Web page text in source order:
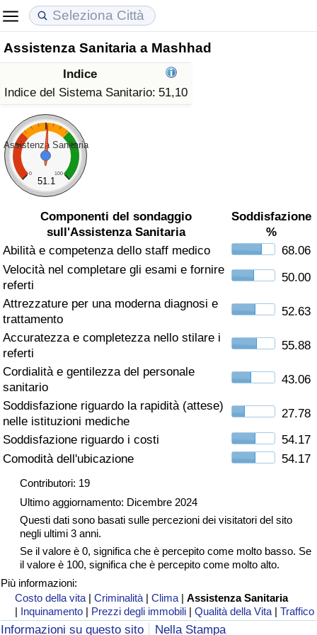
Assistenza Sanitaria a Mashhad
Indice
Indice del Sistema Sanitario: 51,10
Assistenza Sanitaria
0 100
51.1
Componenti del sondaggio
sull'Assistenza Sanitaria
Soddisfazione
%
Abilità e competenza dello staff medico
68.06
Velocità nel completare gli esami e fornire
referti
50.00
Attrezzature per una moderna diagnosi e
trattamento
52.63
Accuratezza e completezza nello stilare i
referti
55.88
Cordialità e gentilezza del personale
sanitario
43.06
Soddisfazione riguardo la rapidità (attese)
nelle istituzioni mediche
27.78
Soddisfazione riguardo i costi
54.17
Comodità dell'ubicazione
54.17
Contributori: 19
Ultimo aggiornamento: Dicembre 2024
Questi dati sono basati sulle percezioni dei visitatori del sito
negli ultimi 3 anni.
Se il valore è 0, significa che è percepito come molto basso. Se
il valore è 100, significa che è percepito come molto alto.
Più informazioni:
Costo della vita |Criminalità |Clima |Assistenza Sanitaria
| Inquinamento | Prezzi degli immobili |Qualità della Vita |Traffico
Informazioni su questo sito Nella Stampa
Costo della vita
Indice Del Costo Della Vita (corrente)
Indice Del Costo Della Vita
Indice del Costo della Vita per Nazione
ad Aqaba
Prezzi degli immobili
Indice del Prezzo delle Case (Corrente)
Indice del Prezzo delle Case
Indice del Prezzo delle Case per Nazione
Qualità della Vita
Indice della Qualità della Vita
Indice della Qualità della Vita (Corrente)
Indice della qualità della vita per Paese
Criminalità
Indice del Tasso di Criminalità (Corrente)
Indice della Criminalità
Indice di criminalità per paese
Assistenza Sanitaria
Indice dell’Assistenza Sanitaria (Corrente)
Indice dell’Assistenza Sanitaria
Indice dell’Assistenza Sanitaria per
Inquinamento
Indice dell’Inquinamento (Corrente)
Indice di inquinamento
Indice dell’Inquinamento per Nazione